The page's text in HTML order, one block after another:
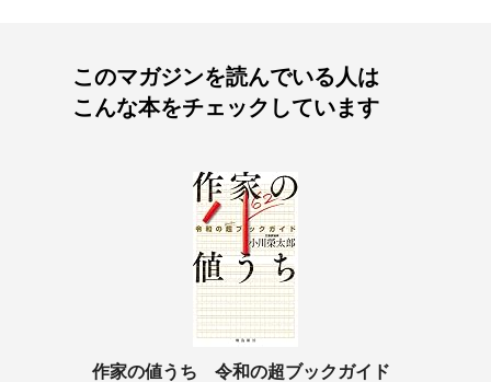
このマガジンを読んでいる人は
こんな本をチェックしています
作家の値うち 令和の超ブックガイド